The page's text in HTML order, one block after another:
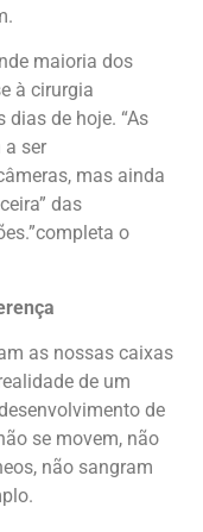
maioria dos
à cirurgia
dias de hoje. “As
a ser
mas ainda
das
o
as nossas caixas
de um
de
se movem, não
não sangram